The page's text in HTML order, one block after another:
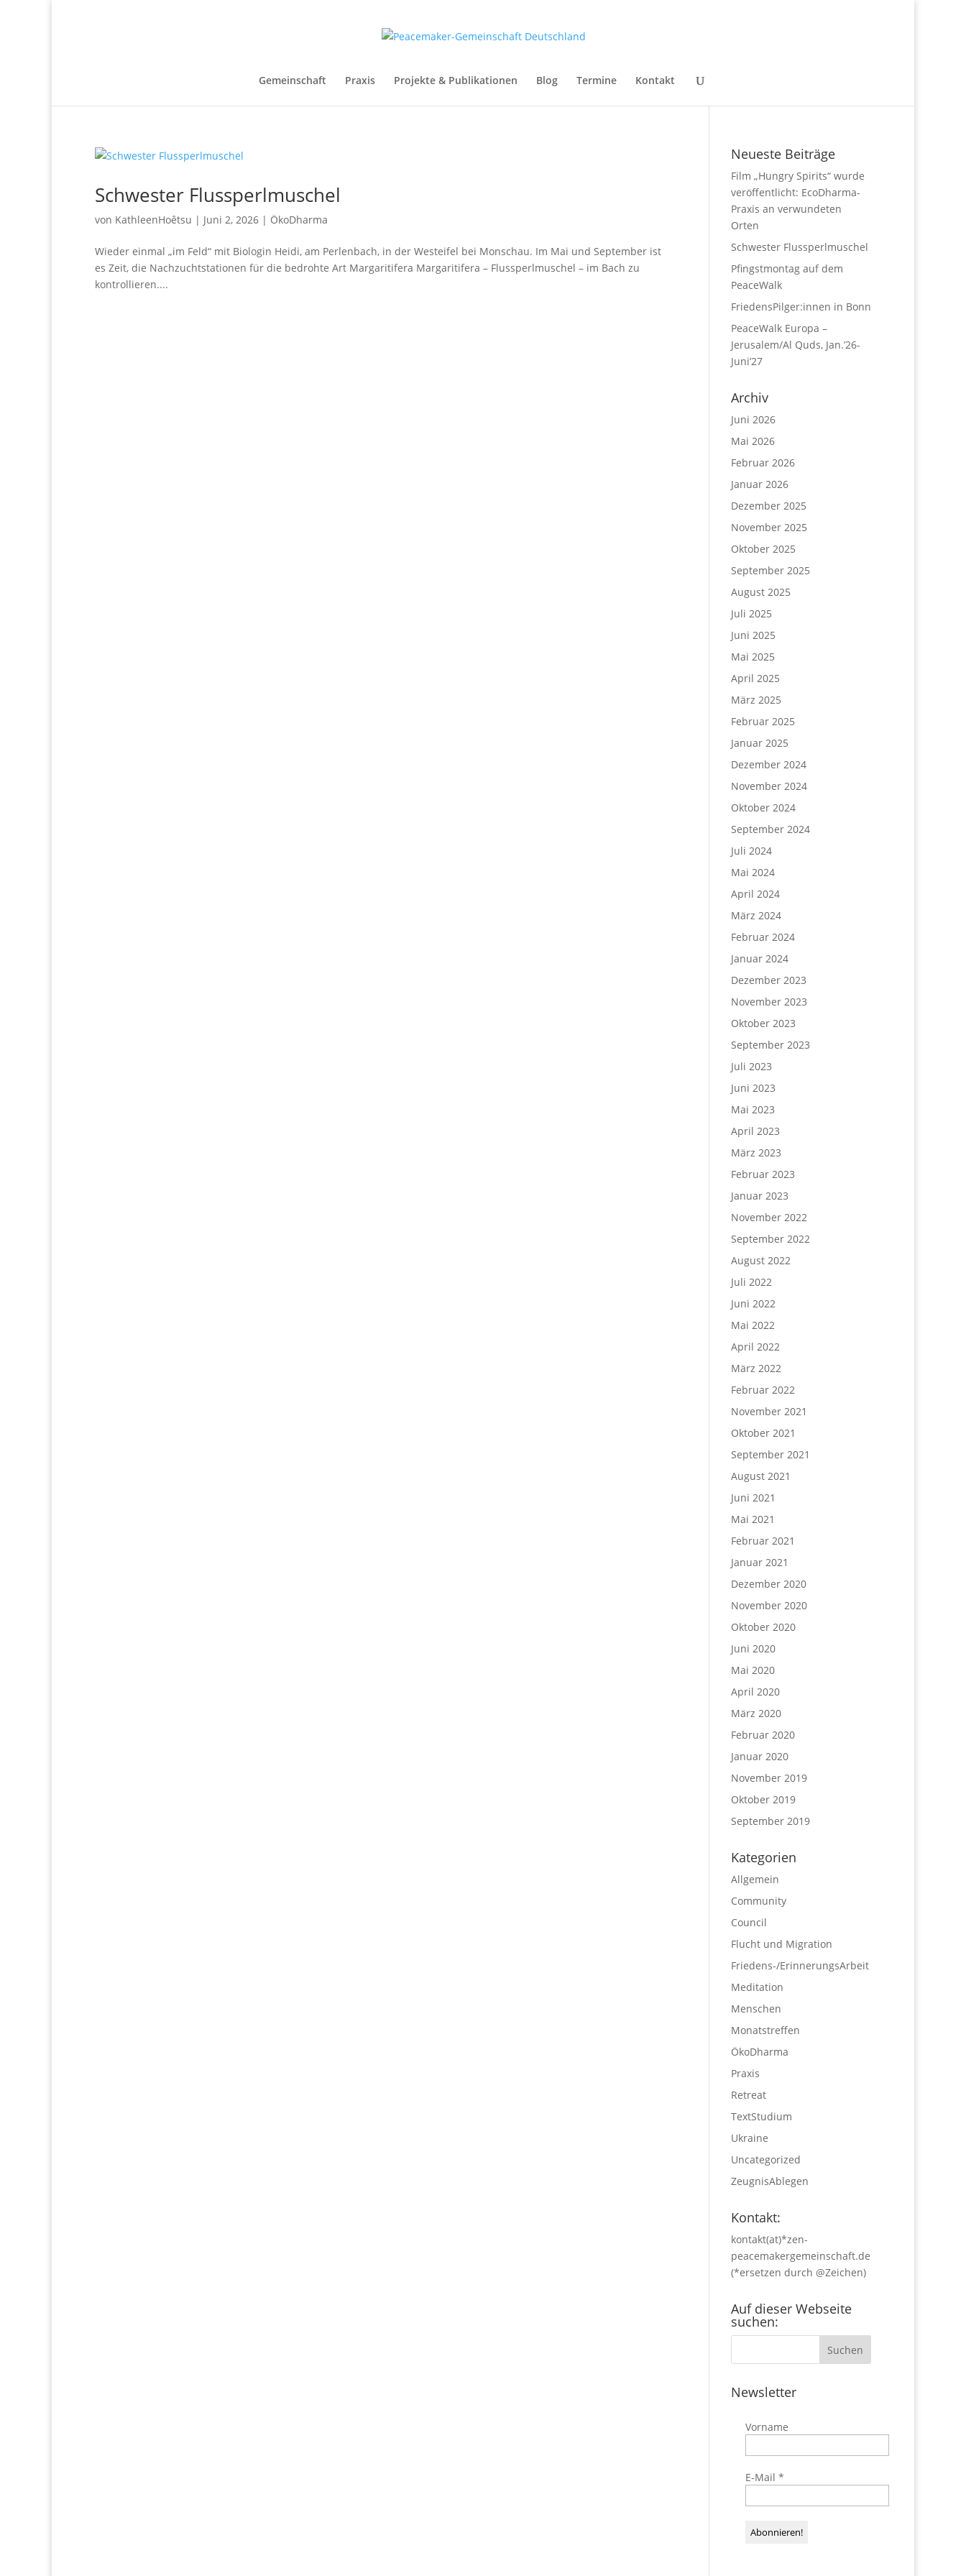
Gemeinschaft Praxis Projekte & Publikationen Blog Termine Kontakt
Schwester Flussperlmuschel
von KathleenHoêtsu | Juni 2, 2026 | ÖkoDharma
Wieder einmal „im Feld“ mit Biologin Heidi, am Perlenbach, in der Westeifel bei Monschau. Im Mai und September ist
es Zeit, die Nachzuchtstationen für die bedrohte Art Margaritifera Margaritifera – Flussperlmuschel – im Bach zu
kontrollieren....
Neueste Beiträge
Film „Hungry Spirits“ wurde
veröffentlicht: EcoDharma-
Praxis an verwundeten
Orten
Schwester Flussperlmuschel
Pfingstmontag auf dem
PeaceWalk
FriedensPilger:innen in Bonn
PeaceWalk Europa –
Jerusalem/Al Quds, Jan.’26-
Juni’27
Archiv
Juni 2026
Mai 2026
Februar 2026
Januar 2026
Dezember 2025
November 2025
Oktober 2025
September 2025
August 2025
Juli 2025
Juni 2025
Mai 2025
April 2025
März 2025
Februar 2025
Januar 2025
Dezember 2024
November 2024
Oktober 2024
September 2024
Juli 2024
Mai 2024
April 2024
März 2024
Februar 2024
Januar 2024
Dezember 2023
November 2023
Oktober 2023
September 2023
Juli 2023
Juni 2023
Mai 2023
April 2023
März 2023
Februar 2023
Januar 2023
November 2022
September 2022
August 2022
Juli 2022
Juni 2022
Mai 2022
April 2022
März 2022
Februar 2022
November 2021
Oktober 2021
September 2021
August 2021
Juni 2021
Mai 2021
Februar 2021
Januar 2021
Dezember 2020
November 2020
Oktober 2020
Juni 2020
Mai 2020
April 2020
März 2020
Februar 2020
Januar 2020
November 2019
Oktober 2019
September 2019
Kategorien
Allgemein
Community
Council
Flucht und Migration
Friedens-/ErinnerungsArbeit
Meditation
Menschen
Monatstreffen
ÖkoDharma
Praxis
Retreat
TextStudium
Ukraine
Uncategorized
ZeugnisAblegen
Kontakt:
kontakt(at)*zen-
peacemakergemeinschaft.de
(*ersetzen durch @Zeichen)
Auf dieser Webseite
suchen:
Newsletter
Vorname
E-Mail *